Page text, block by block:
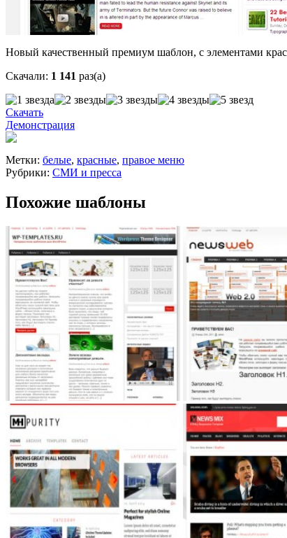
Новый качественный премиум шаблон, с элементами
Скачали: 1 141 раз(а)
Скачать
Демонстрация
Метки: белые, красные, правое меню
Рубрики: СМИ и пресса
Похожие шаблоны